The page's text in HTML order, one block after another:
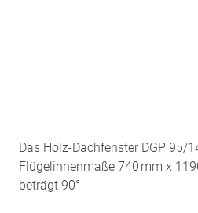
Das Holz-Dachfenster DGP 95/
Flügelinnenmaße 740 mm x
beträgt 90°